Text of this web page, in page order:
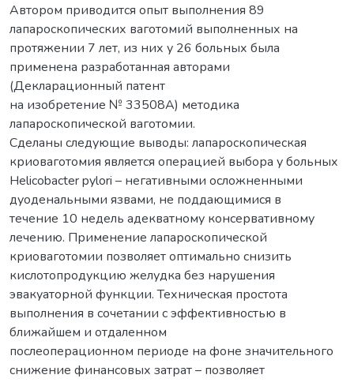
Автором приводится опыт выполнения 89
лапароскопических ваготомий выполненных на
протяжении 7 лет, из них у 26 больных была
применена разработанная авторами
(Декларационный патент
на изобретение № 33508А) методика
лапароскопической ваготомии.
Сделаны следующие выводы: лапароскопическая
криоваготомия является операцией выбора у больных
Helicobacter pylori – негативными осложненными
дуоденальными язвами, не поддающимися в
течение 10 недель адекватному консервативному
лечению. Применение лапароскопической
криоваготомии позволяет оптимально снизить
кислотопродукцию желудка без нарушения
эвакуаторной функции. Техническая простота
выполнения в сочетании с эффективностью в
ближайшем и отдаленном
послеоперационном периоде на фоне значительного
снижение финансовых затрат – позволяет